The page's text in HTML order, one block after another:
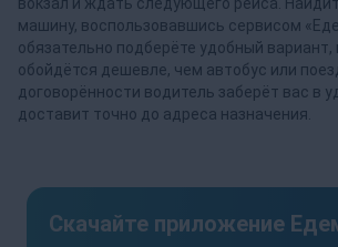
машину, воспользовавшись сервисом
обязательно подберёте удобный вариант,
обойдётся дешевле, чем автобус или
договорённости водитель заберёт вас в
доставит точно до адреса назначения.
Скачайте приложение